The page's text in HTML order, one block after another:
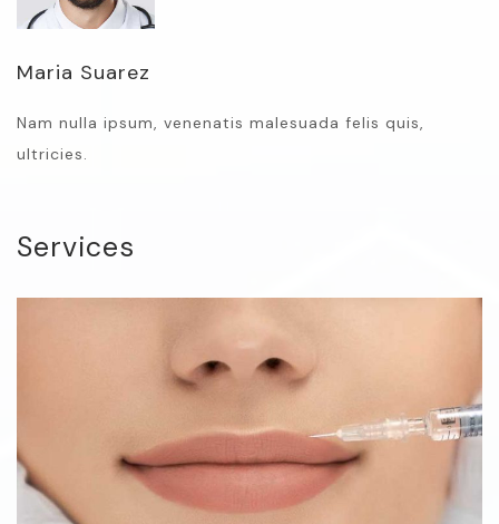
Maria Suarez
Nam nulla ipsum, venenatis malesuada felis quis,
ultricies.
Services